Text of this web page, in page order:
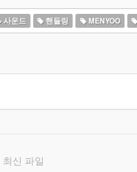
사운드 핸들링 MENYOO
최신 파일